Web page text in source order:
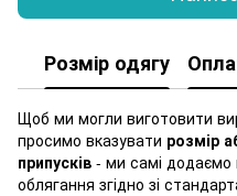
Розмір одягу
Щоб ми могли виготовити
просимо вказувати розмір
припусків - ми самі додаємо
облягання згідно зі